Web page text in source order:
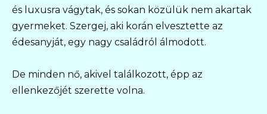
és luxusra vágytak, és sokan közülük nem akartak
gyermeket. Szergej, aki korán elvesztette az
édesanyját, egy nagy családról álmodott.
De minden nő, akivel találkozott, épp az
ellenkezőjét szerette volna.